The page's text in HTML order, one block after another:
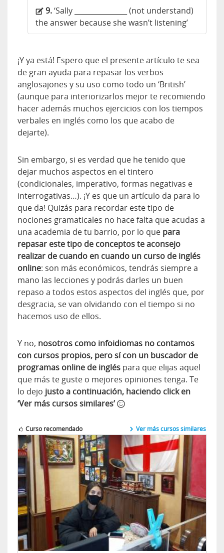
9.‘Sally _______________ (not understand)
the answer because she wasn’t listening’
¡Y ya está! Espero que el presente artículo te sea
de gran ayuda para repasar los verbos
anglosajones y su uso como todo un ‘British’
(aunque para interiorizarlos mejor te recomiendo
hacer además muchos ejercicios con los tiempos
verbales en inglés como los que acabo de
dejarte).
Sin embargo, si es verdad que he tenido que
dejar muchos aspectos en el tintero
(condicionales, imperativo, formas negativas e
interrogativas…). ¡Y es que un artículo da para lo
que da! Quizás para recordar este tipo de
nociones gramaticales no hace falta que acudas a
una academia de tu barrio, por lo que para
repasar este tipo de conceptos te aconsejo
realizar de cuando en cuando un curso de inglés
online: son más económicos, tendrás siempre a
mano las lecciones y podrás darles un buen
repaso a todos estos aspectos del inglés que, por
desgracia, se van olvidando con el tiempo si no
hacemos uso de ellos.
Y no, nosotros como infoidiomas no contamos
con cursos propios, pero sí con un buscador de
programas online de inglés para que elijas aquel
que más te guste o mejores opiniones tenga. Te
lo dejo justo a continuación, haciendo click en
‘Ver más cursos similares’
Curso recomendado Ver más cursos similares